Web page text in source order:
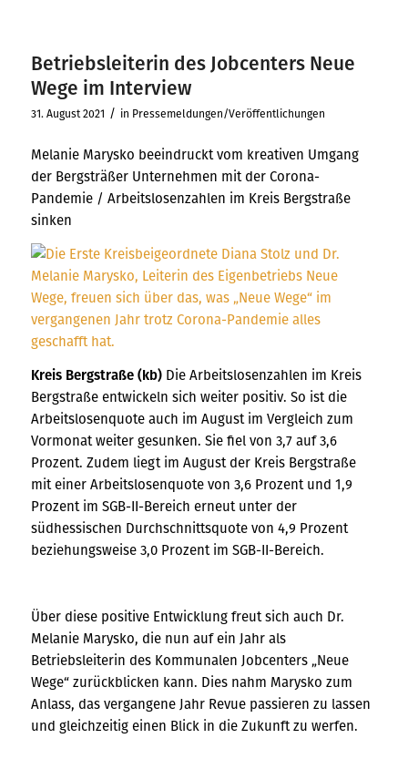
Betriebsleiterin des Jobcenters Neue
Wege im Interview
31. August 2021 / in Pressemeldungen/Veröffentlichungen
Melanie Marysko beeindruckt vom kreativen Umgang
der Bergsträßer Unternehmen mit der Corona-
Pandemie / Arbeitslosenzahlen im Kreis Bergstraße
sinken
Kreis Bergstraße (kb)Die Arbeitslosenzahlen im Kreis
Bergstraße entwickeln sich weiter positiv. So ist die
Arbeitslosenquote auch im August im Vergleich zum
Vormonat weiter gesunken. Sie fiel von 3,7 auf 3,6
Prozent. Zudem liegt im August der Kreis Bergstraße
mit einer Arbeitslosenquote von 3,6 Prozent und 1,9
Prozent im SGB-II-Bereich erneut unter der
südhessischen Durchschnittsquote von 4,9 Prozent
beziehungsweise 3,0 Prozent im SGB-II-Bereich.
Über diese positive Entwicklung freut sich auch Dr.
Melanie Marysko, die nun auf ein Jahr als
Betriebsleiterin des Kommunalen Jobcenters „Neue
Wege“ zurückblicken kann. Dies nahm Marysko zum
Anlass, das vergangene Jahr Revue passieren zu lassen
und gleichzeitig einen Blick in die Zukunft zu werfen.